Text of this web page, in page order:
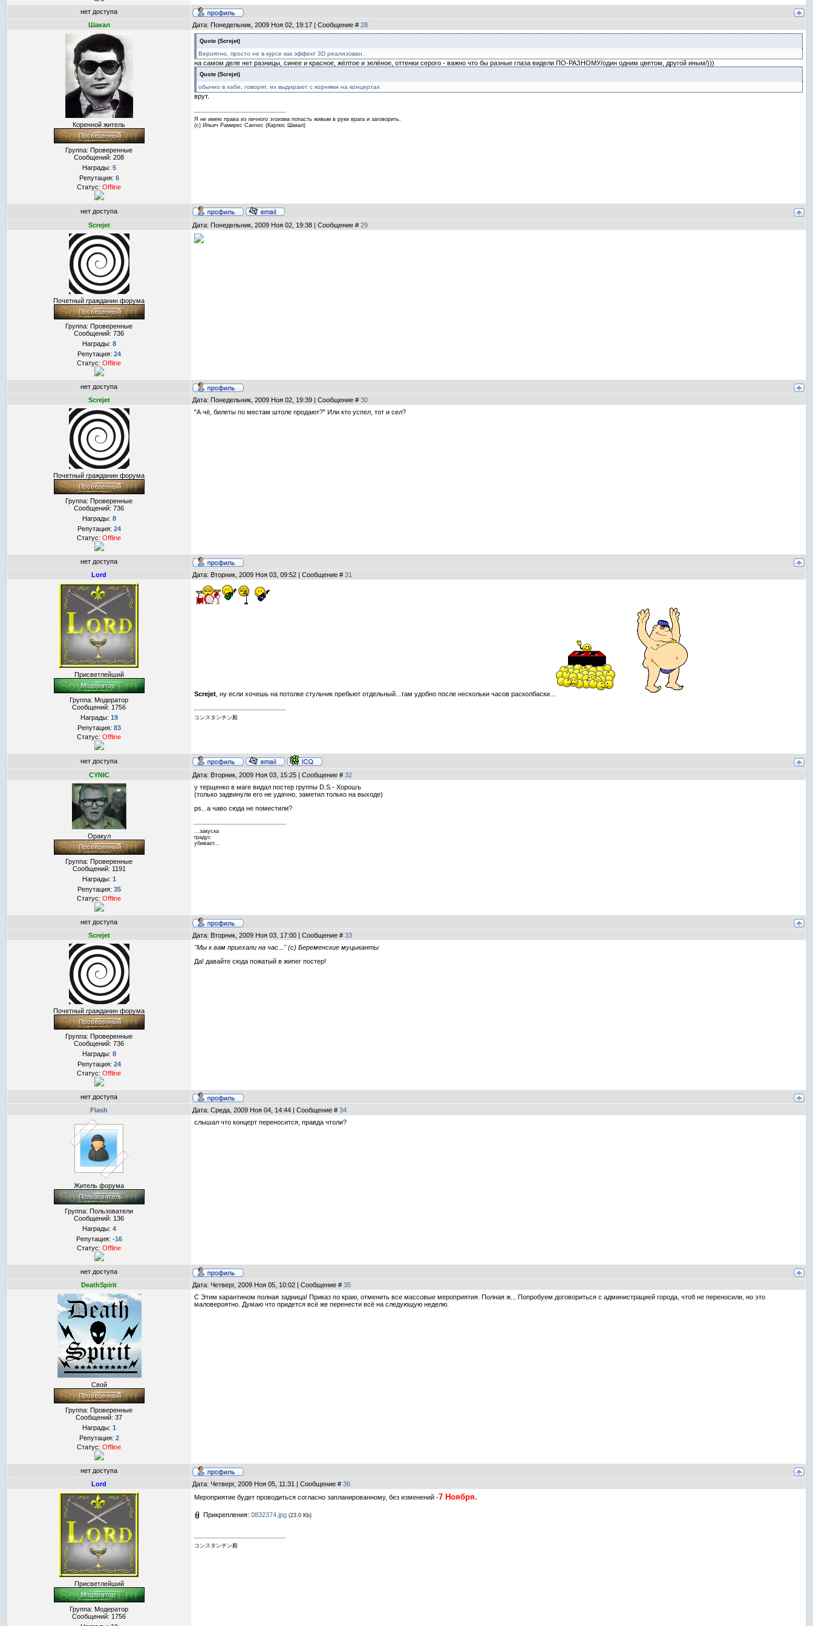
нет доступа
Шакал
Дата: Понедельник, 2009 Ноя 02, 19:17 | Сообщение # 28
Коренной житель
Группа: Проверенные
Сообщений: 208
Награды: 5
Репутация: 6
Статус: Offline
Quote (Screjet)
Вероятно, просто не в курсе как эффект 3D реализован.
на самом деле нет разницы, синее и красное, жёлтое и зелёное, оттенки серого - важно что бы разные глаза видели ПО-РАЗНОМУ/один одним цветом, другой иным/)))
Quote (Screjet)
обычно в хабе, говорят, их выдирают с корнями на концертах
врут.
Я не имею права из личного эгоизма попасть живым в руки врага и заговорить.
(с) Ильич Рамирес Санчес (Карлос Шакал)
нет доступа
Screjet
Дата: Понедельник, 2009 Ноя 02, 19:38 | Сообщение # 29
Почетный гражданин форума
Группа: Проверенные
Сообщений: 736
Награды: 8
Репутация: 24
Статус: Offline
нет доступа
Screjet
Дата: Понедельник, 2009 Ноя 02, 19:39 | Сообщение # 30
Почетный гражданин форума
Группа: Проверенные
Сообщений: 736
Награды: 8
Репутация: 24
Статус: Offline
"А чё, билеты по местам штоле продают?" Или кто успел, тот и сел?
нет доступа
Lord
Дата: Вторник, 2009 Ноя 03, 09:52 | Сообщение # 31
Присветлейший
Группа: Модератор
Сообщений: 1756
Награды: 19
Репутация: 83
Статус: Offline
Screjet , ну если хочешь на потолке стульчик пребьют отдельный...там удобно после нескольки часов расколбаски...
コンスタンチン殿
нет доступа
CYNIC
Дата: Вторник, 2009 Ноя 03, 15:25 | Сообщение # 32
Оракул
Группа: Проверенные
Сообщений: 1191
Награды: 1
Репутация: 35
Статус: Offline
у терщенко в маге видал постер группы D.S.- Хорошъ
(только задвинули его не удачно, заметил только на выходе)
ps.. а чаво сюда не поместили?
...закуска
градус
убивает...
нет доступа
Screjet
Дата: Вторник, 2009 Ноя 03, 17:00 | Сообщение # 33
Почетный гражданин форума
Группа: Проверенные
Сообщений: 736
Награды: 8
Репутация: 24
Статус: Offline
"Мы к вам приехали на час..." (с) Беременские муцыканты
Да! давайте сюда пожатый в жипег постер!
нет доступа
Flash
Дата: Среда, 2009 Ноя 04, 14:44 | Сообщение # 34
Житель форума
Группа: Пользователи
Сообщений: 136
Награды: 4
Репутация: -16
Статус: Offline
слышал что концерт переносится, правда чтоли?
нет доступа
DeathSpirit
Дата: Четверг, 2009 Ноя 05, 10:02 | Сообщение # 35
Свой
Группа: Проверенные
Сообщений: 37
Награды: 1
Репутация: 2
Статус: Offline
С Этим карантином полная задница! Приказ по краю, отменить все массовые мероприятия. Полная ж... Попробуем договориться с администрацией города, чтоб не переносили, но это
маловероятно. Думаю что придется всё же перенести всё на следующую неделю.
нет доступа
Lord
Дата: Четверг, 2009 Ноя 05, 11:31 | Сообщение # 36
Присветлейший
Группа: Модератор
Сообщений: 1756
Мероприятие будет проводиться согласно запланированному, без изменений -7 Ноября.
Прикрепления: 0832374.jpg (23.0 Kb)
コンスタンチン殿